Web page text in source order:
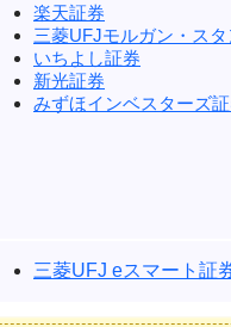
楽天証券
三菱UFJモルガン・ス
いちよし証券
新光証券
みずほインベスターズ
三菱UFJ eスマート証